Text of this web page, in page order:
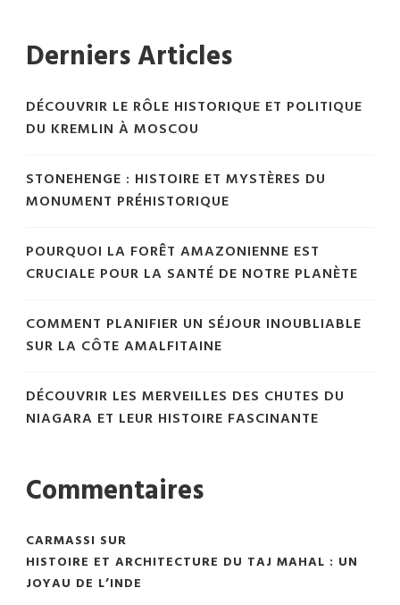
Derniers Articles
DÉCOUVRIR LE RÔLE HISTORIQUE ET POLITIQUE
DU KREMLIN À MOSCOU
STONEHENGE : HISTOIRE ET MYSTÈRES DU
MONUMENT PRÉHISTORIQUE
POURQUOI LA FORÊT AMAZONIENNE EST
CRUCIALE POUR LA SANTÉ DE NOTRE PLANÈTE
COMMENT PLANIFIER UN SÉJOUR INOUBLIABLE
SUR LA CÔTE AMALFITAINE
DÉCOUVRIR LES MERVEILLES DES CHUTES DU
NIAGARA ET LEUR HISTOIRE FASCINANTE
Commentaires
CARMASSI SUR
HISTOIRE ET ARCHITECTURE DU TAJ MAHAL : UN
JOYAU DE L’INDE